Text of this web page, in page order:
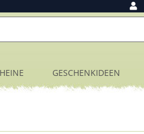
GESCHENKIDEEN